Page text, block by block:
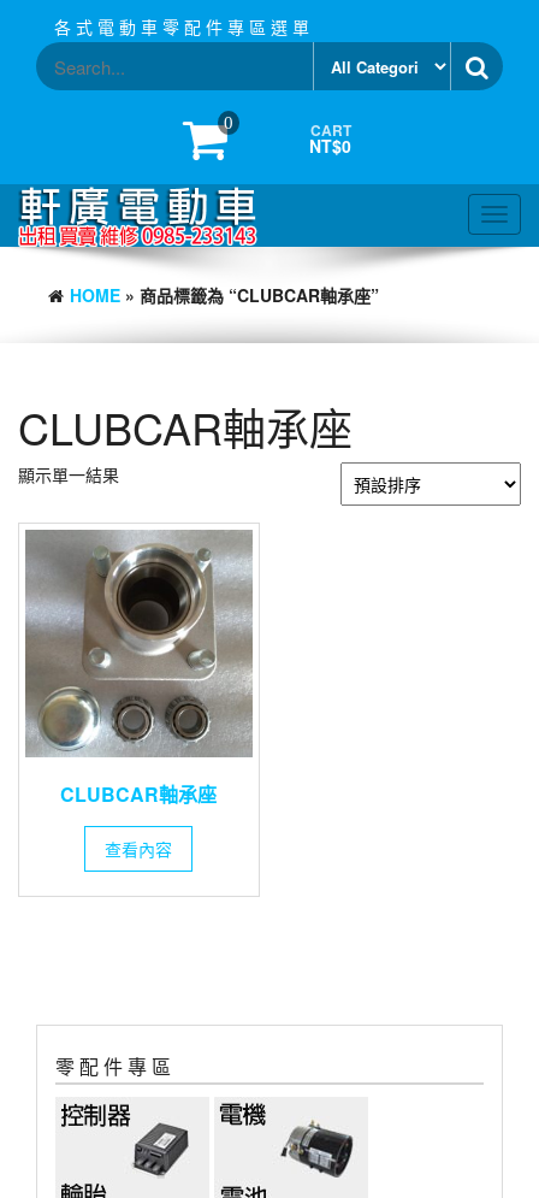
content
各 式 電 動 車 零 配 件 專 區 選 單
0 CART
NT$0
HOME » 商品標籤為 “CLUBCAR軸承座”
CLUBCAR軸承座
顯示單一結果
CLUBCAR軸承座
查看內容
零 配 件 專 區